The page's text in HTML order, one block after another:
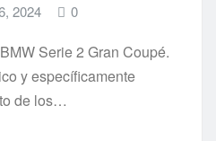
2024 0
Serie 2 Gran Coupé.
y específicamente
de los…